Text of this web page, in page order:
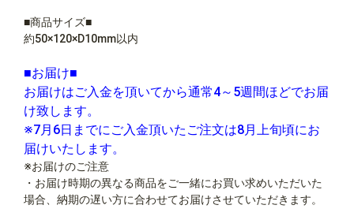
■商品サイズ■
約50×120×D10mm以内
■お届け■
お届けはご入金を頂いてから通常4～5週間ほどでお届
け致します。
※7月6日までにご入金頂いたご注文は8月上旬頃にお
届けいたします。
※お届けのご注意
・お届け時期の異なる商品をご一緒にお買い求めいただいた
場合、納期の遅い方に合わせてお届けさせていただきます。